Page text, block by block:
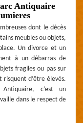
Antiquaire
dont le décès
meubles ou objets,
Un divorce et un
à un débarras de
fragiles ou pas sur
risquent d’être élevés.
c’est un
dans le respect de